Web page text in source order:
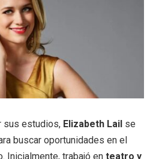
sus estudios, Elizabeth Lail se
buscar oportunidades en el
Inicialmente, trabajó en teatro y